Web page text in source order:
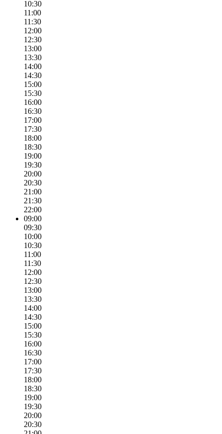
10:30
11:00
11:30
12:00
12:30
13:00
13:30
14:00
14:30
15:00
15:30
16:00
16:30
17:00
17:30
18:00
18:30
19:00
19:30
20:00
20:30
21:00
21:30
22:00
09:00
09:30
10:00
10:30
11:00
11:30
12:00
12:30
13:00
13:30
14:00
14:30
15:00
15:30
16:00
16:30
17:00
17:30
18:00
18:30
19:00
19:30
20:00
20:30